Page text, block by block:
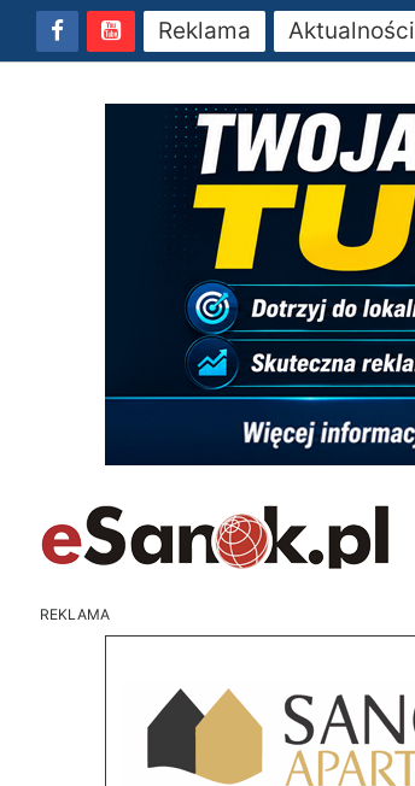
Reklama Aktualności
REKLAMA